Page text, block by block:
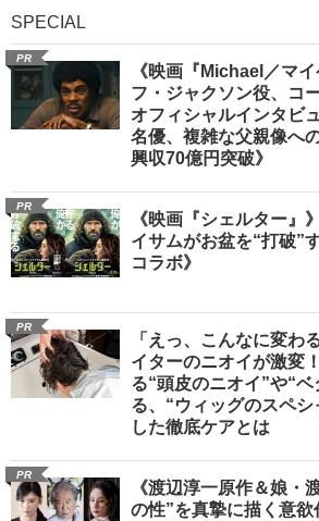
SPECIAL
PR
《映画『Michael／マ
フ・ジャクソン役、コ
オフィシャルインタビ
名優、複雑な父親像へ
興収70億円突破》
PR
《映画『シェルター』
イサムがお盆を“打破”
コラボ》
PR
「えっ、こんなに変わ
イターのニオイが激変
る“頭皮のニオイ”や“
る、“ウィッグのスペ
した徹底ケアとは
PR
《渡辺淳一原作＆娘・
の性”を真摯に描く意